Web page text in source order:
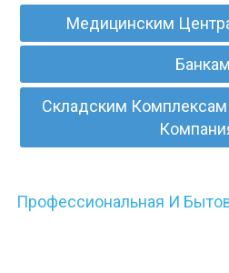
Медицинским
Банкам
Складским
Профессиональная И